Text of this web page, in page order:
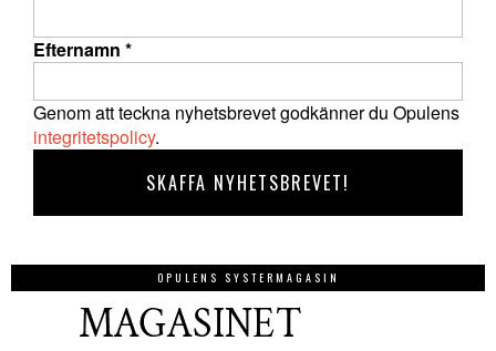
Efternamn *
Genom att teckna nyhetsbrevet godkänner du Opulens
integritetspolicy.
OPULENS SYSTERMAGASIN